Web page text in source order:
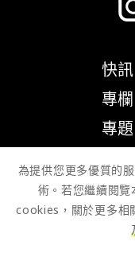
快訊
專欄
專題
為提供您更多優質的
術。若您繼續閱
cookies，關於更多相